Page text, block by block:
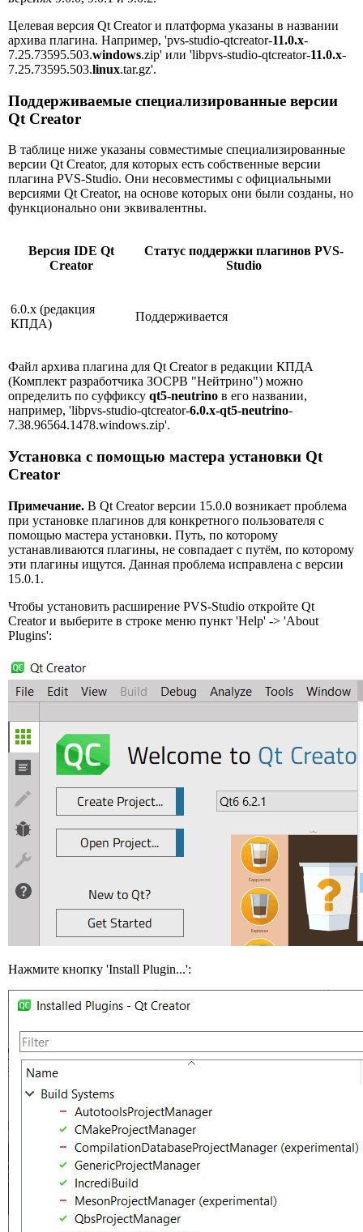
Целевая версия Qt Creator и платформа указаны в названии
архива плагина. Например, 'pvs-studio-qtcreator-11.0.x-
7.25.73595.503.windows.zip' или 'libpvs-studio-qtcreator-11.0.x-
7.25.73595.503.linux.tar.gz'.
Поддерживаемые специализированные версии
Qt Creator
В таблице ниже указаны совместимые специализированные
версии Qt Creator, для которых есть собственные версии
плагина PVS-Studio. Они несовместимы с официальными
версиями Qt Creator, на основе которых они были созданы, но
функционально они эквивалентны.
Версия IDE Qt
Creator
Статус поддержки плагинов PVS-
Studio
6.0.x (редакция
КПДА)
Поддерживается
Файл архива плагина для Qt Creator в редакции КПДА
(Комплект разработчика ЗОСРВ "Нейтрино") можно
определить по суффиксу qt5-neutrino в его названии,
например, 'libpvs-studio-qtcreator-6.0.x-qt5-neutrino-
7.38.96564.1478.windows.zip'.
Установка с помощью мастера установки Qt
Creator
Примечание. В Qt Creator версии 15.0.0 возникает проблема
при установке плагинов для конкретного пользователя с
помощью мастера установки. Путь, по которому
устанавливаются плагины, не совпадает с путём, по которому
эти плагины ищутся. Данная проблема исправлена с версии
15.0.1.
Чтобы установить расширение PVS-Studio откройте Qt
Creator и выберите в строке меню пункт 'Help' -> 'About
Plugins':
Нажмите кнопку 'Install Plugin...':